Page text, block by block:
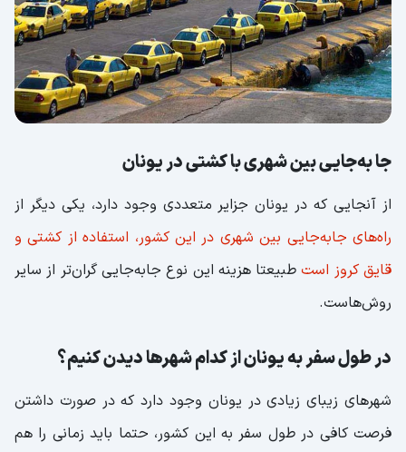
جا به‌جایی بین شهری با کشتی در یونان
از آنجایی که در یونان جزایر متعددی وجود دارد، یکی دیگر از
راه‌های جابه‌جایی بین شهری در این کشور، استفاده از کشتی و
قایق کروز استطبیعتا هزینه این نوع جابه‌جایی گران‌تر از سایر
روش‌هاست.
در طول سفر به یونان از کدام شهرها دیدن کنیم؟
شهرهای زیبای زیادی در یونان وجود دارد که در صورت داشتن
فرصت کافی در طول سفر به این کشور، حتما باید زمانی را هم